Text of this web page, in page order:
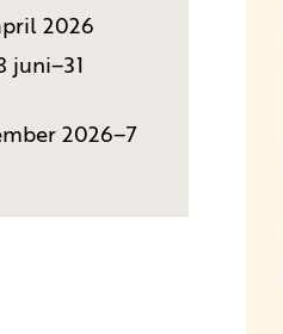
2026
juni–31
2026–7